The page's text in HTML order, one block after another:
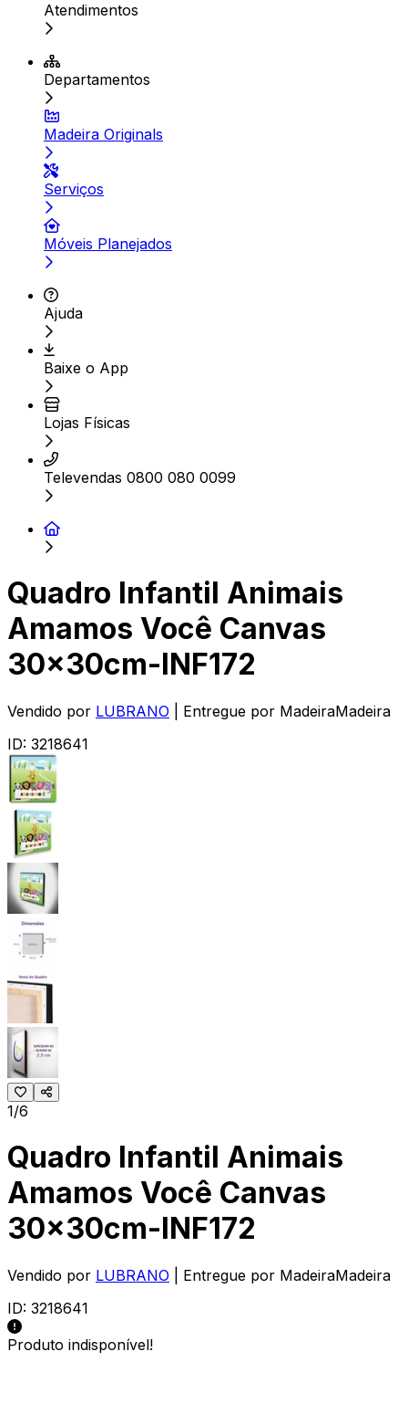
Atendimentos
Departamentos
Madeira Originals
Serviços
Móveis Planejados
Ajuda
Baixe o App
Lojas Físicas
Televendas 0800 080 0099
Quadro Infantil Animais
Amamos Você Canvas
30x30cm-INF172
Vendido por LUBRANO | Entregue por MadeiraMadeira
ID: 3218641
1/6
Quadro Infantil Animais
Amamos Você Canvas
30x30cm-INF172
Vendido por LUBRANO | Entregue por MadeiraMadeira
ID: 3218641
Produto indisponível!